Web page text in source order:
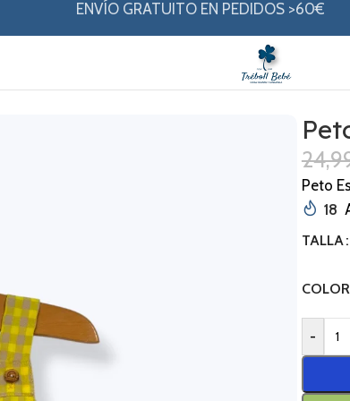
ENVÍO GRATUITO EN PEDIDOS >60€
Peto
18
TALLA
COLOR
-